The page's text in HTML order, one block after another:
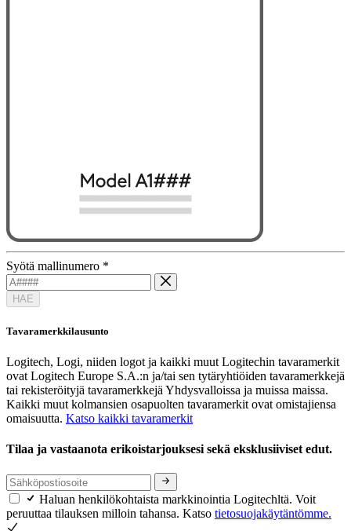
Syötä mallinumero *
HAE
Tavaramerkkilausunto
Logitech, Logi, niiden logot ja kaikki muut Logitechin tavaramerkit
ovat Logitech Europe S.A.:n ja/tai sen tytäryhtiöiden tavaramerkkejä
tai rekisteröityjä tavaramerkkejä Yhdysvalloissa ja muissa maissa.
Kaikki muut kolmansien osapuolten tavaramerkit ovat omistajiensa
omaisuutta. Katso kaikki tavaramerkit
Tilaa ja vastaanota erikoistarjouksesi sekä eksklusiiviset edut.
Haluan henkilökohtaista markkinointia Logitechltä. Voit
peruuttaa tilauksen milloin tahansa. Katso tietosuojakäytäntömme.